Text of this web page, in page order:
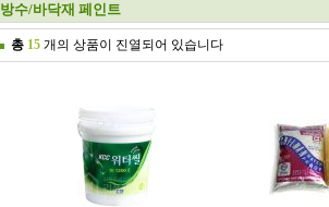
방수/바닥재 페인트
총 15 개의 상품이 진열되어 있습니다